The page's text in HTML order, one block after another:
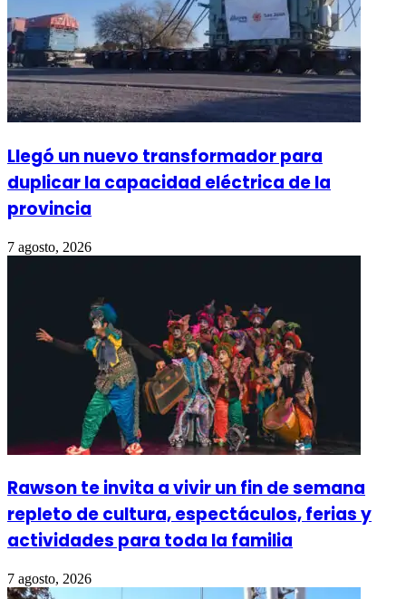
Llegó un nuevo transformador para
duplicar la capacidad eléctrica de la
provincia
7 agosto, 2026
Rawson te invita a vivir un fin de semana
repleto de cultura, espectáculos, ferias y
actividades para toda la familia
7 agosto, 2026